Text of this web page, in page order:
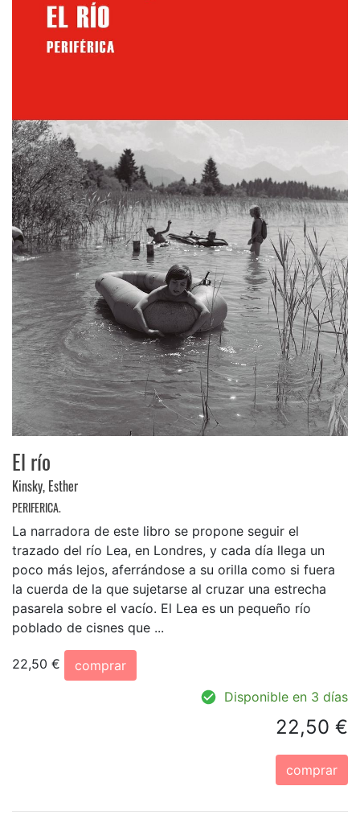
El río
Kinsky, Esther
PERIFERICA.
La narradora de este libro se propone seguir el
trazado del río Lea, en Londres, y cada día llega un
poco más lejos, aferrándose a su orilla como si fuera
la cuerda de la que sujetarse al cruzar una estrecha
pasarela sobre el vacío. El Lea es un pequeño río
poblado de cisnes que ...
22,50 €
comprar
Disponible en 3 días
22,50 €
comprar